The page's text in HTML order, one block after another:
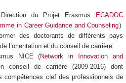
du Projet Erasmus
ECADOC
in Career Guidance and Counseling)
des doctorants de différents pays
l’orientation et du conseil de carrière.
NICE (Network in Innovation and
conseil de carrière (2009-2016) dont
compétences clef des professionnels de